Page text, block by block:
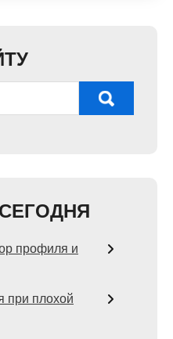
профиля и
при плохой